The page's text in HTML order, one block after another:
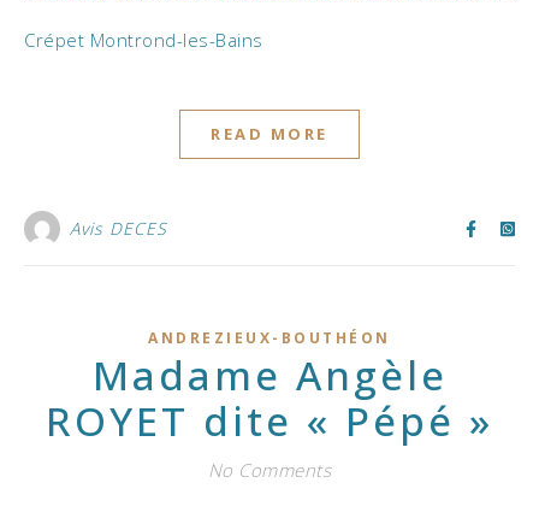
Crépet Montrond-les-Bains
READ MORE
Avis DECES
ANDREZIEUX-BOUTHÉON
Madame Angèle
ROYET dite « Pépé »
No Comments